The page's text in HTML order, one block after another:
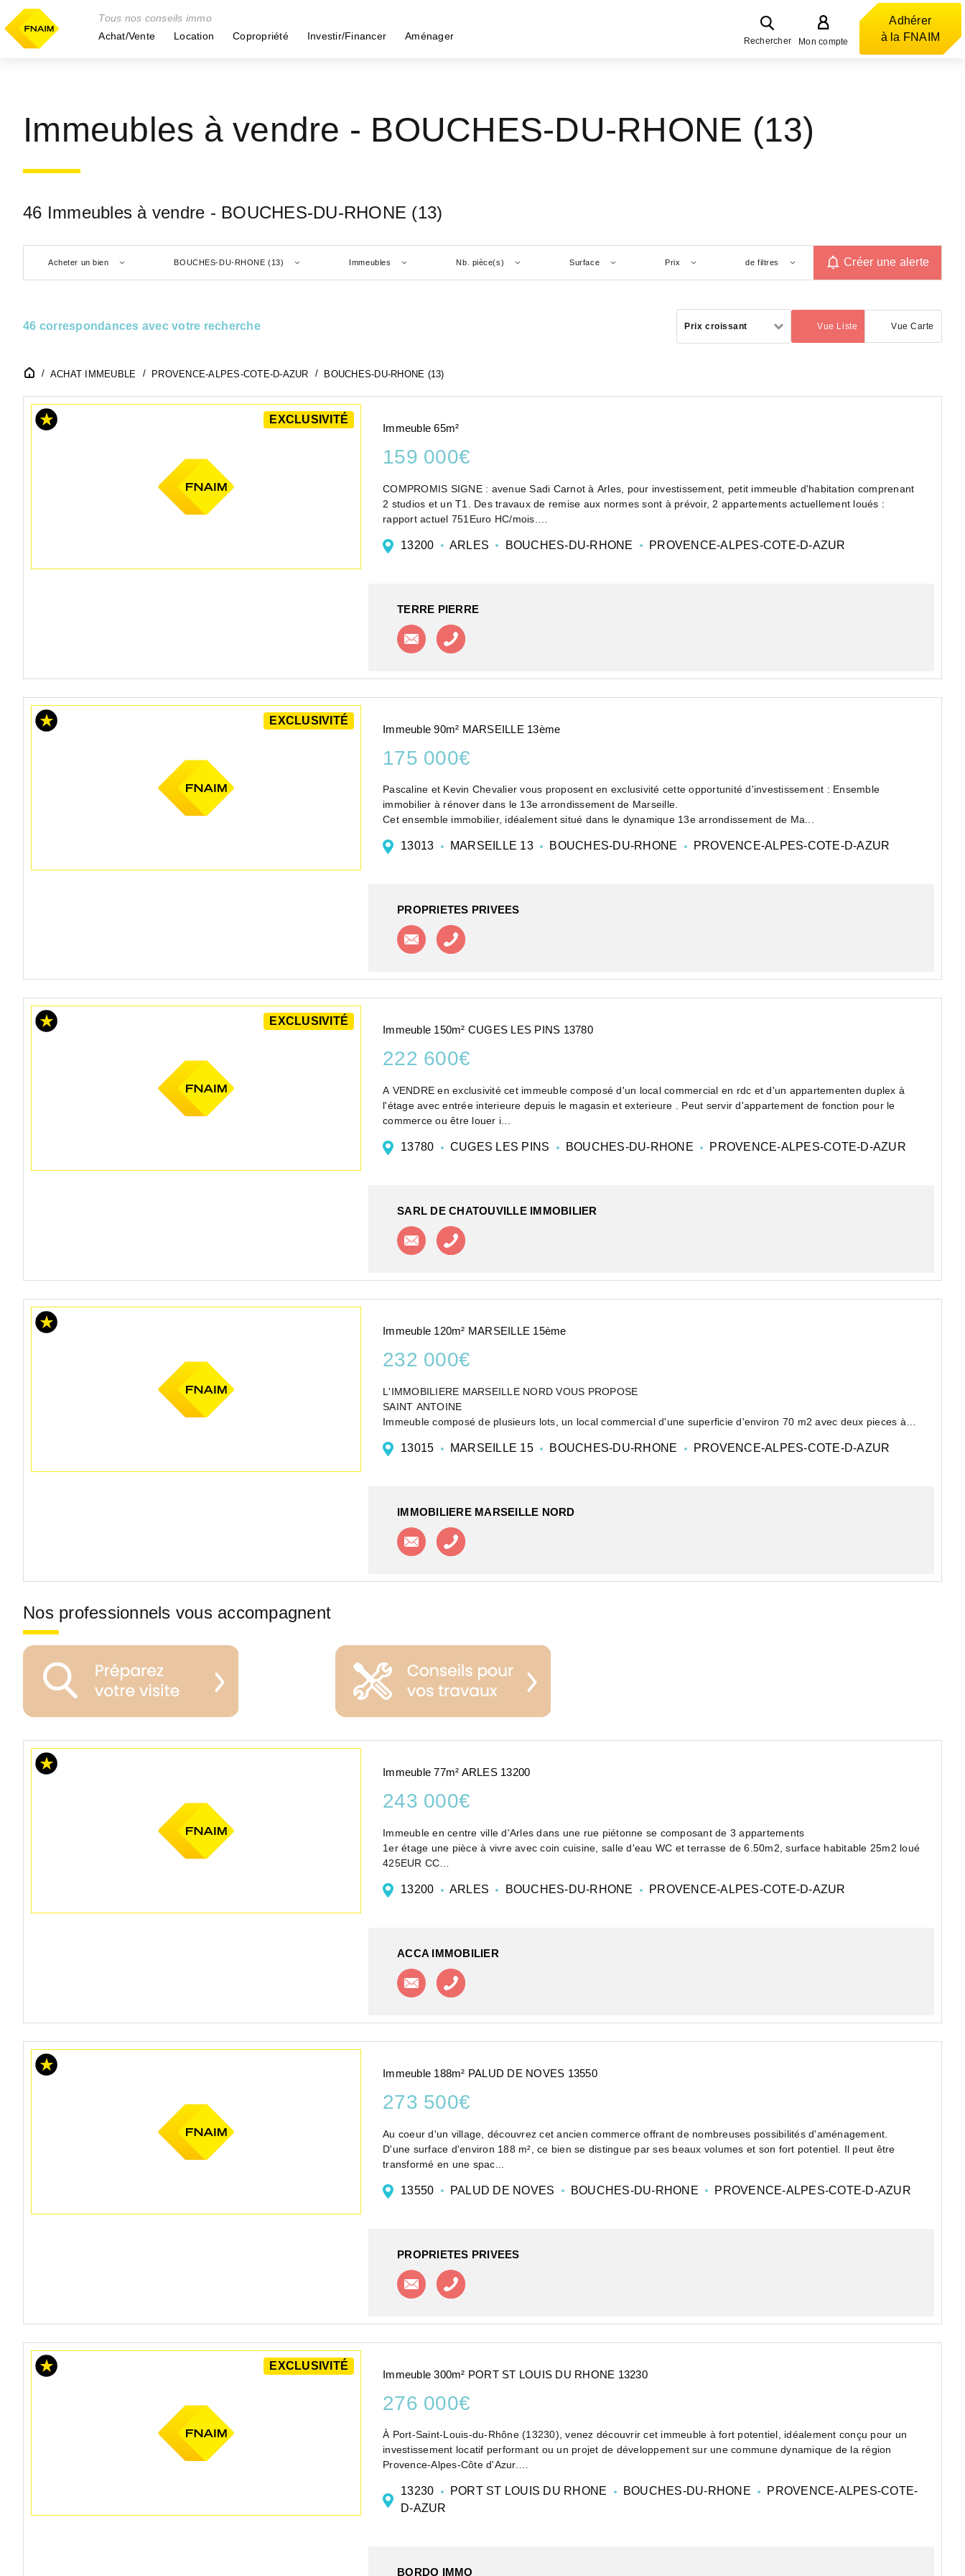
Tous nos conseils immo
Achat/Vente
Location Copropriété Investir/Financer Aménager Rechercher Mon compte
Adhérer
à la FNAIM
Immeubles à vendre - BOUCHES-DU-RHONE (13)
46 Immeubles à vendre - BOUCHES-DU-RHONE (13)
Acheter un bien BOUCHES-DU-RHONE (13) Immeubles Nb. pièce(s) Surface Prix de filtres Créer une alerte
46 correspondances avec votre recherche Prix croissant Vue Liste
(activé) Vue Carte
ACHAT IMMEUBLE PROVENCE-ALPES-COTE-D-AZUR BOUCHES-DU-RHONE (13)
EXCLUSIVITÉ
Immeuble 65m²
159 000€
COMPROMIS SIGNE : avenue Sadi Carnot à Arles, pour investissement, petit immeuble d'habitation comprenant
2 studios et un T1. Des travaux de remise aux normes sont à prévoir, 2 appartements actuellement loués :
rapport actuel 751Euro HC/mois.
13200 ARLES BOUCHES-DU-RHONE PROVENCE-ALPES-COTE-D-AZUR
TERRE PIERRE
Contacter l'agence
EXCLUSIVITÉ
Immeuble 90m² MARSEILLE 13ème
175 000€
Pascaline et Kevin Chevalier vous proposent en exclusivité cette opportunité d'investissement : Ensemble
immobilier à rénover dans le 13e arrondissement de Marseille.
Cet ensemble immobilier, idéalement situé dans le dynamique 13e arrondissement de Ma...
13013 MARSEILLE 13 BOUCHES-DU-RHONE PROVENCE-ALPES-COTE-D-AZUR
PROPRIETES PRIVEES
Contacter l'agence
EXCLUSIVITÉ
Immeuble 150m² CUGES LES PINS 13780
222 600€
A VENDRE en exclusivité cet immeuble composé d'un local commercial en rdc et d'un appartementen duplex à
l'étage avec entrée interieure depuis le magasin et exterieure . Peut servir d'appartement de fonction pour le
commerce ou être louer i...
13780 CUGES LES PINS BOUCHES-DU-RHONE PROVENCE-ALPES-COTE-D-AZUR
SARL DE CHATOUVILLE IMMOBILIER
Contacter l'agence
Immeuble 120m² MARSEILLE 15ème
232 000€
L'IMMOBILIERE MARSEILLE NORD VOUS PROPOSE
SAINT ANTOINE
Immeuble composé de plusieurs lots, un local commercial d'une superficie d'environ 70 m2 avec deux pieces à
13015 MARSEILLE 15 BOUCHES-DU-RHONE PROVENCE-ALPES-COTE-D-AZUR
IMMOBILIERE MARSEILLE NORD
Contacter l'agence
Nos professionnels vous accompagnent
Immeuble 77m² ARLES 13200
243 000€
Immeuble en centre ville d'Arles dans une rue piétonne se composant de 3 appartements
1er étage une pièce à vivre avec coin cuisine, salle d'eau WC et terrasse de 6.50m2, surface habitable 25m2 loué
425EUR CC
13200 ARLES BOUCHES-DU-RHONE PROVENCE-ALPES-COTE-D-AZUR
ACCA IMMOBILIER
Contacter l'agence
Immeuble 188m² PALUD DE NOVES 13550
273 500€
Au coeur d'un village, découvrez cet ancien commerce offrant de nombreuses possibilités d'aménagement.
D'une surface d'environ 188 m², ce bien se distingue par ses beaux volumes et son fort potentiel. Il peut être
transformé en une spac...
13550 PALUD DE NOVES BOUCHES-DU-RHONE PROVENCE-ALPES-COTE-D-AZUR
PROPRIETES PRIVEES
Contacter l'agence
EXCLUSIVITÉ
Immeuble 300m² PORT ST LOUIS DU RHONE 13230
276 000€
À Port-Saint-Louis-du-Rhône (13230), venez découvrir cet immeuble à fort potentiel, idéalement conçu pour un
investissement locatif performant ou un projet de développement sur une commune dynamique de la région
Provence-Alpes-Côte d'Azur.
13230 PORT ST LOUIS DU RHONE BOUCHES-DU-RHONE
PROVENCE-ALPES-COTE-
D-AZUR
BORDO IMMO